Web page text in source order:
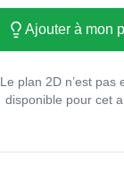
Ajouter à mon
Le plan 2D n’est pas
disponible pour cet